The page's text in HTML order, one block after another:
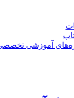
آموزشی